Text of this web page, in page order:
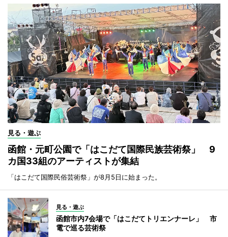
見る・遊ぶ
函館・元町公園で「はこだて国際民族芸術祭」 9
カ国33組のアーティストが集結
「はこだて国際民俗芸術祭」が8月5日に始まった。
見る・遊ぶ
函館市内7会場で「はこだてトリエンナーレ」 市
電で巡る芸術祭